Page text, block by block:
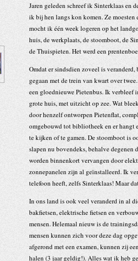
Jaren geleden schreef ik Sinterklaas en
ik bij hen langs kon komen. Ze moesten
mocht ik één week logeren op het
huis, de werkplaats, de stoomboot, de
de Thuispieten. Het werd een
Omdat er sindsdien zoveel is
gegaan met de trein van kwart over
een gloednieuwe Pietenbus. Ik verbleef
grote huis, met uitzicht op zee. Wat
door henzelf ontworpen Pietenflat,
omgebouwd tot bibliotheek en er hangt
te kijken of te gamen. De stoomboot is
slapen nu bovendeks, behalve
worden binnenkort vervangen door
zonnepanelen zijn al geïnstalleerd. Ik
telefoon heeft, zelfs Sinterklaas! Maar
In ons land is ook veel veranderd in al
bakfietsen, elektrische fietsen en
mensen. Helemaal nieuw is de
mensen kunnen zich voor deze dag
afgerond met een examen, kunnen zij
halen (3 jaar geldig!). Alles wat ik heb